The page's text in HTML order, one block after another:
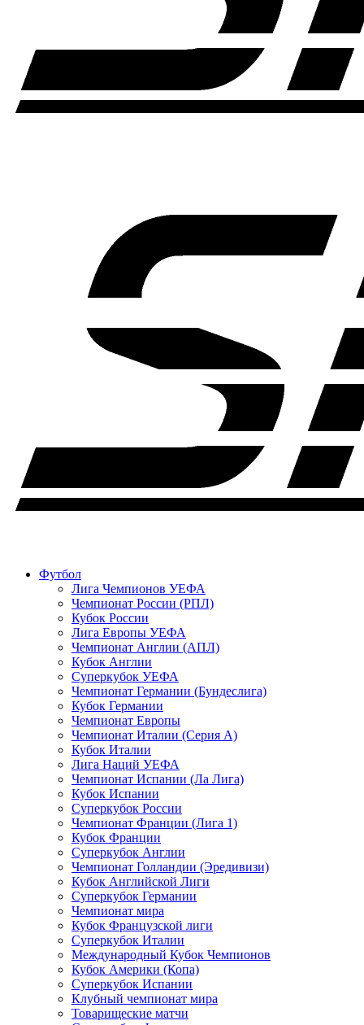
Футбол
Лига Чемпионов УЕФА
Чемпионат России (РПЛ)
Кубок России
Лига Европы УЕФА
Чемпионат Англии (АПЛ)
Кубок Англии
Суперкубок УЕФА
Чемпионат Германии (Бундеслига)
Кубок Германии
Чемпионат Европы
Чемпионат Италии (Серия А)
Кубок Италии
Лига Наций УЕФА
Чемпионат Испании (Ла Лига)
Кубок Испании
Суперкубок России
Чемпионат Франции (Лига 1)
Кубок Франции
Суперкубок Англии
Чемпионат Голландии (Эредивизи)
Кубок Английской Лиги
Суперкубок Германии
Чемпионат мира
Кубок Французской лиги
Суперкубок Италии
Международный Кубок Чемпионов
Кубок Америки (Копа)
Суперкубок Испании
Клубный чемпионат мира
Товарищеские матчи